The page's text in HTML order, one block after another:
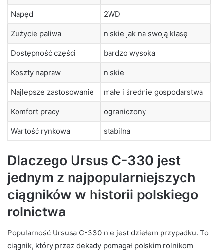
Napęd 2WD
Zużycie paliwa niskie jak na swoją klasę
Dostępność części bardzo wysoka
Koszty napraw niskie
Najlepsze zastosowanie małe i średnie gospodarstwa
Komfort pracy ograniczony
Wartość rynkowa stabilna
Dlaczego Ursus C-330 jest
jednym z najpopularniejszych
ciągników w historii polskiego
rolnictwa
Popularność Ursusa C-330 nie jest dziełem przypadku. To
ciągnik, który przez dekady pomagał polskim rolnikom